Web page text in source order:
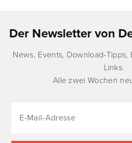
Der Newsletter von
News, Events, Download-
Links.
Alle zwei Wochen